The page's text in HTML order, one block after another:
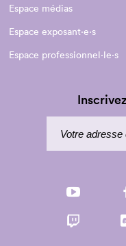
Espace médias
Espace exposant·e⋅s
Espace professionnel·le⋅s